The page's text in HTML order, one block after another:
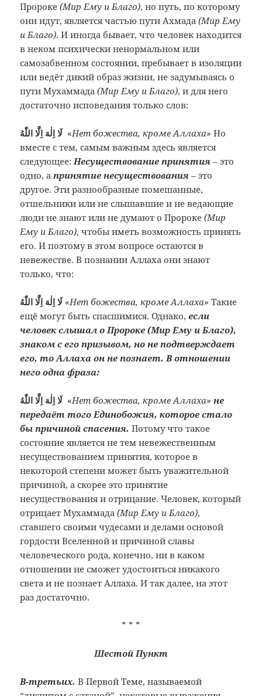
Пророке(Мир Ему и Благо), но путь, по которому
они идут, является частью пути Ахмада(Мир Ему
и Благо). И иногда бывает, что человек находится
в неком психически ненормальном или
самозабвенном состоянии, пребывает в изоляции
или ведёт дикий образ жизни, не задумываясь о
пути Мухаммада(Мир Ему и Благо), и для него
достаточно исповедания только слов:
لَا اِلٰهَ اِلَّا اللّٰهُ «Нет божества, кроме Аллаха»Но
вместе с тем, самым важным здесь является
следующее:Несуществование принятия – это
одно, апринятие несуществования– это
другое. Эти разнообразные помешанные,
отшельники или не слышавшие и не ведающие
люди не знают или не думают о Пророке(Мир
Ему и Благо), чтобы иметь возможность принять
его. И поэтому в этом вопросе остаются в
невежестве. В познании Аллаха они знают
только, что:
«Нет божества, кроме Аллаха»Такие
ещё могут быть спасшимися. Однако,если
человек слышал о Пророке (Мир Ему и Благо),
знаком с его призывом, но не подтверждает
его, то Аллаха он не познает. В отношении
него одна фраза:
«Нет божества, кроме Аллаха» не
передаёт того Единобожия, которое стало
бы причиной спасения. Потому что такое
состояние является не тем невежественным
несуществованием принятия, которое в
некоторой степени может быть уважительной
причиной, а скорее это принятие
несуществования и отрицание. Человек, который
отрицает Мухаммада(Мир Ему и Благо),
ставшего своими чудесами и делами основой
гордости Вселенной и причиной славы
человеческого рода, конечно, ни в каком
отношении не сможет удостоиться никакого
света и не познает Аллаха. И так далее, на этот
раз достаточно.
* * *
Шестой Пункт
В-третьих. В Первой Теме, называемой